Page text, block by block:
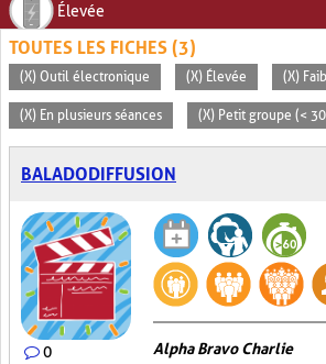
Élevée
TOUTES LES FICHES (3)
(X) Outil électronique (X) Élevée (X)
(X) En plusieurs séances (X) Petit groupe (<
BALADODIFFUSION
0 Alpha Bravo Charlie